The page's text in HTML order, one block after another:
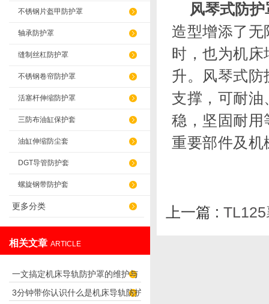
不锈钢片盔甲防护罩
轴承防护罩
缝制丝杠防护罩
不锈钢卷帘防护罩
活塞杆伸缩防护罩
三防布油缸保护套
油缸伸缩防尘套
DGT导管防护套
螺旋钢带防护套
更多分类
相关文章 ARTICLE
一文搞定机床导轨防护罩的维护与
保养要点
3分钟带你认识什么是机床导轨防护
风琴式防护
造型增添了
时，也为机
升。风琴式
支撑，可耐
稳，坚固耐用
重要部件及机
上一篇 :